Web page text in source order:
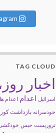
TAG CLOUD
اخبار
اسرائیل اعدام اعدام
خودسرانه بازداشت
تروریست حبس